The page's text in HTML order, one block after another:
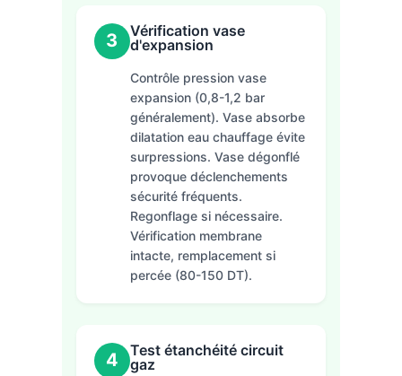
3
Vérification vase
d'expansion
Contrôle pression vase
expansion (0,8-1,2 bar
généralement). Vase absorbe
dilatation eau chauffage évite
surpressions. Vase dégonflé
provoque déclenchements
sécurité fréquents.
Regonflage si nécessaire.
Vérification membrane
intacte, remplacement si
percée (80-150 DT).
4
Test étanchéité circuit
gaz